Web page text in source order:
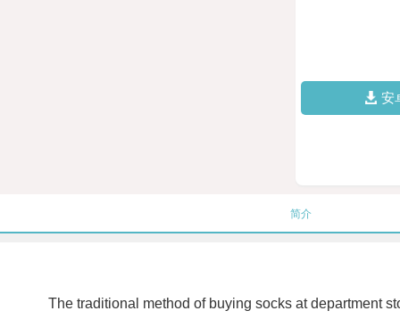
安
简介
The traditional method of buying socks at department